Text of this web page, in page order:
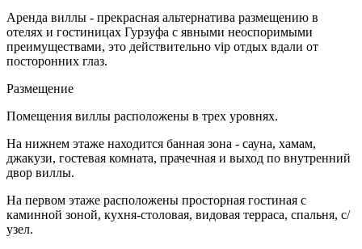
Аренда виллы - прекрасная альтернатива размещению в
отелях и гостиницах Гурзуфа с явными неоспоримыми
преимуществами, это действительно vip отдых вдали от
посторонних глаз.
Размещение
Помещения виллы расположены в трех уровнях.
На нижнем этаже находится банная зона - сауна, хамам,
джакузи, гостевая комната, прачечная и выход по внутренний
двор виллы.
На первом этаже расположены просторная гостиная с
каминной зоной, кухня-столовая, видовая терраса, спальня, с/
узел.